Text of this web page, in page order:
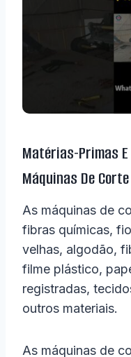
Matérias-Primas
Máquinas De
As máquinas de
fibras químicas,
velhas, algodão,
filme plástico,
registradas,
outros materiais.
As máquinas de